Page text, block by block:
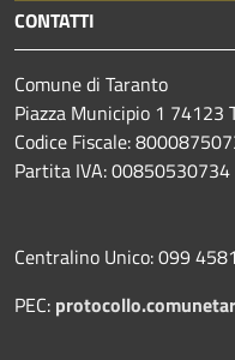
CONTATTI
Comune di Taranto
Piazza Municipio 1 74123
Codice Fiscale:
Partita IVA: 00850530734
Centralino Unico: 099
PEC: